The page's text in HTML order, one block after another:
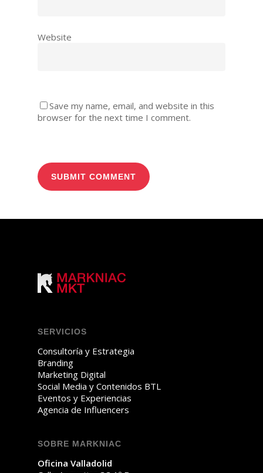
Website
Save my name, email, and website in this
browser for the next time I comment.
SERVICIOS
Consultoría y Estrategia
Branding
Marketing Digital
Social Media y Contenidos BTL
Eventos y Experiencias
Agencia de Influencers
SOBRE MARKNIAC
Oficina Valladolid